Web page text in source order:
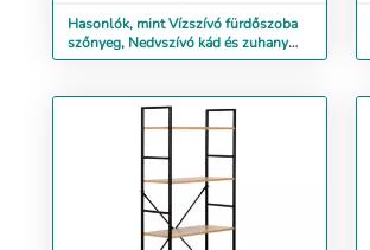
Hasonlók, mint Vízszívó fürdőszoba
szőnyeg, Nedvszívó kád és zuhany
kilépő